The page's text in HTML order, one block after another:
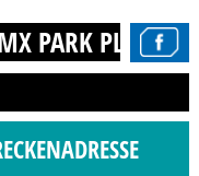
PARK PLATE